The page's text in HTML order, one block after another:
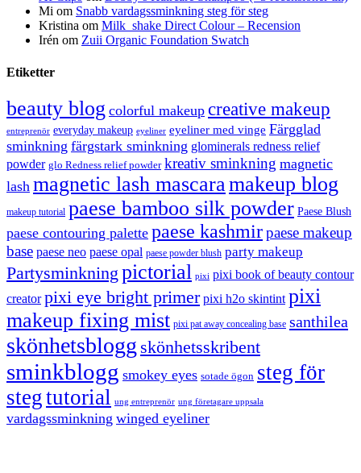
Mi om Snabb vardagssminkning steg för steg
Kristina om Milk_shake Direct Colour – Recension
Irén om Zuii Organic Foundation Swatch
Etiketter
beauty blog colorful makeup creative makeup
entreprenör everyday makeup eyeliner eyeliner med vinge Färgglad
sminkning färgstark sminkning glominerals redness relief
powder glo Redness relief powder kreativ sminkning magnetic
lash magnetic lash mascaramakeup blog
makeup tutorial paese bamboo silk powder Paese Blush
paese contouring palette paese kashmirpaese makeup
base paese neo paese opal paese powder blush party makeup
Partysminkning pictorial pixi pixi book of beauty contour
creator pixi eye bright primer pixi h2o skintint pixi
makeup fixing mist pixi pat away concealing base santhilea
skönhetsblogg skönhetsskribent
sminkblogg smokey eyes sotade ögon steg för
stegtutorial ung entreprenör ung företagare uppsala
vardagssminkning winged eyeliner